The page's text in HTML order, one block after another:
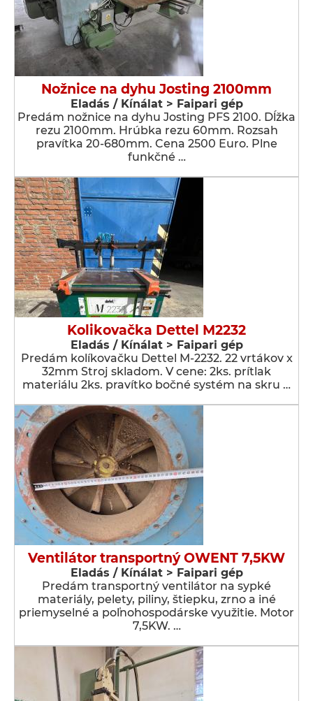
Nožnice na dyhu Josting 2100mm
Eladás / Kínálat > Faipari gép
Predám nožnice na dyhu Josting PFS 2100. Dĺžka
rezu 2100mm. Hrúbka rezu 60mm. Rozsah
pravítka 20-680mm. Cena 2500 Euro. Plne
funkčné …
Kolikovačka Dettel M2232
Eladás / Kínálat > Faipari gép
Predám kolíkovačku Dettel M-2232. 22 vrtákov x
32mm Stroj skladom. V cene: 2ks. prítlak
materiálu 2ks. pravítko bočné systém na skru …
Ventilátor transportný OWENT 7,5KW
Eladás / Kínálat > Faipari gép
Predám transportný ventilátor na sypké
materiály, pelety, piliny, štiepku, zrno a iné
priemyselné a poľnohospodárske využitie. Motor
7,5KW. …